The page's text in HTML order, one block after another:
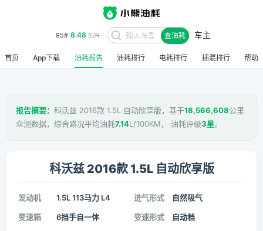
95# 8.48 元/升 查油耗 车主
首页 App下载 油耗报告 油耗排行 电耗排行 插混排行 帮助
报告摘要： 科沃兹 2016款 1.5L 自动欣享版，基于18,566,608公里
众测数据，综合路况平均油耗7.14L/100KM， 油耗评级3星。
科沃兹 2016款 1.5L 自动欣享版
发动机 1.5L 113马力 L4 进气形式 自然吸气
变速箱 6挡手自一体 变速形式 自动档